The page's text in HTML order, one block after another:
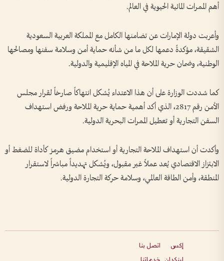
أهم الممرات المائية الحيوية في العالم.
وأعربت دولة الإمارات عن تضامنها الكامل مع المملكة العربية السعودية
الشقيقة، مؤكدةً دعمها لكل ما من شأنه حماية أمن وسلامة سفنها ومصالحها
الوطنية، وضمان حرية الملاحة في المياه الإقليمية والدولية.
كما شددت الوزارة على أن هذا الاعتداء يُشكل انتهاكاً صارخاً لقرار مجلس
الأمن رقم 2817، الذي أكد أهمية حماية حرية الملاحة ورفض استهداف
السفن التجارية أو تعطيل الممرات البحرية الدولية.
وأكدت أن استهداف الملاحة التجارية أو استخدام مضيق هرمز كأداة للضغط أو
الابتزاز الاقتصادي يُعد عملاً غير مقبول، ويُشكل تهديداً مباشراً لاستقرار
المنطقة، وأمن الطاقة العالمي، وسلامة حركة التجارة الدولية.
إكس
لينكدإن
اتصل بنا
خدماتنا